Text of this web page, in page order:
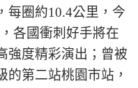
每圈約10.4公里，今
各國衝刺好手將在
強度精彩演出；曾被
的第二站桃園市站，